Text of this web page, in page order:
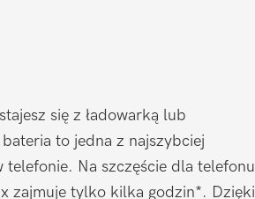
się z ładowarką lub
to jedna z najszybciej
telefonie. Na szczęście dla telefonu
zajmuje tylko kilka godzin*. Dzięki